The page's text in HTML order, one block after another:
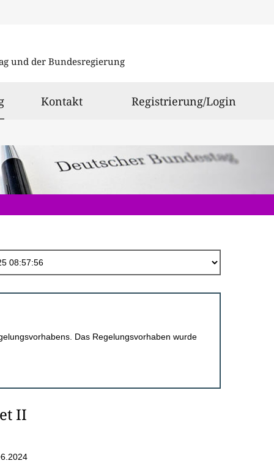
und der Bundesregierung
ausgewählt
Kontakt Registrierung/Login
Das Regelungsvorhaben wurde
II